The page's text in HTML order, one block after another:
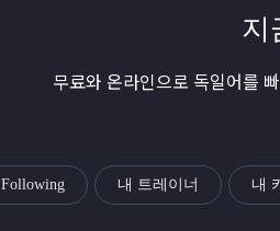
지
무료와 온라인으로 독일어를
Following 내 트레이너 내